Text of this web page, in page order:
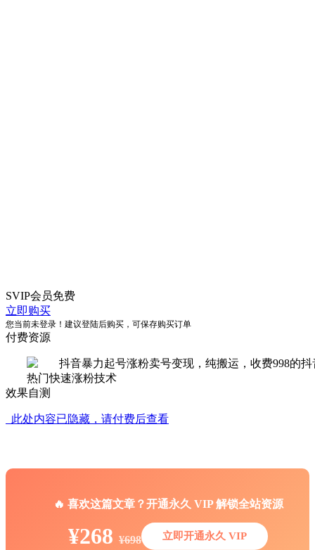
SVIP会员免费
立即购买
您当前未登录！建议登陆后购买，可保存购买订单
付费资源
效果自测
此处内容已隐藏，请付费后查看
🔥 喜欢这篇文章？开通永久 VIP 解锁全站资源
¥268 ¥698 立即开通永久 VIP